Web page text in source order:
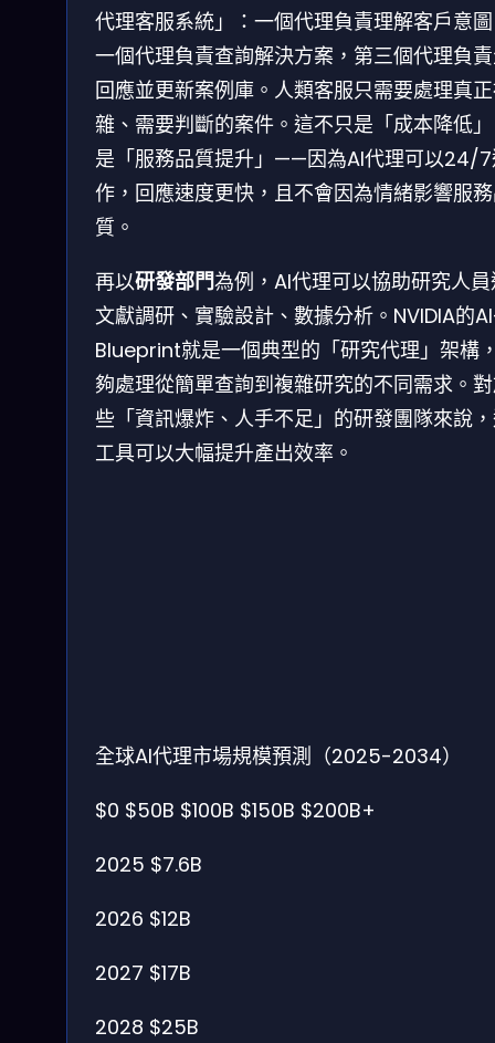
代理客服系統」：一個代理負責理解客戶意
一個代理負責查詢解決方案，第三個代理負
回應並更新案例庫。人類客服只需要處理真
雜、需要判斷的案件。這不只是「成本降低
是「服務品質提升」——因為AI代理可以24/
作，回應速度更快，且不會因為情緒影響服
質。
再以研發部門為例，AI代理可以協助研究人
文獻調研、實驗設計、數據分析。NVIDIA的
Blueprint就是一個典型的「研究代理」架構
夠處理從簡單查詢到複雜研究的不同需求。
些「資訊爆炸、人手不足」的研發團隊來說
工具可以大幅提升產出效率。
全球AI代理市場規模預測（2025-2034）
$0 $50B $100B $150B $200B+
2025 $7.6B
2026 $12B
2027 $17B
2028 $25B